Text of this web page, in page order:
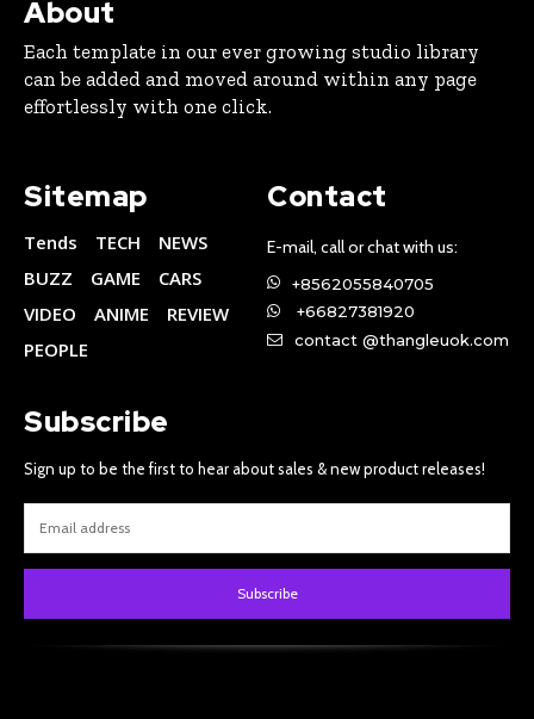
About
Each template in our ever growing studio library
can be added and moved around within any page
effortlessly with one click.
Sitemap
Tends TECH
NEWS
BUZZ
GAME
CARS
VIDEO
ANIME
REVIEW
PEOPLE
Contact
E-mail, call or chat with us:
+8562055840705
+66827381920
contact @thangleuok.com
Subscribe
Sign up to be the first to hear about sales & new product releases!
Subscribe